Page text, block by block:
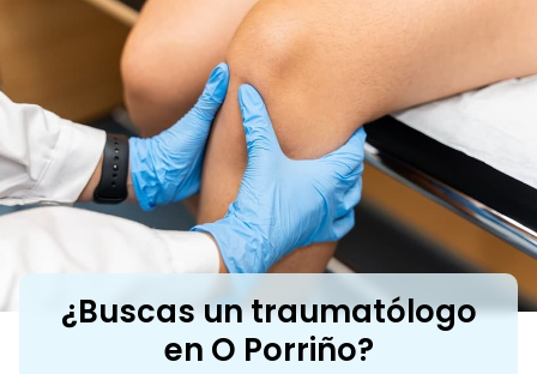
¿Buscas un traumatólogo
en O Porriño?